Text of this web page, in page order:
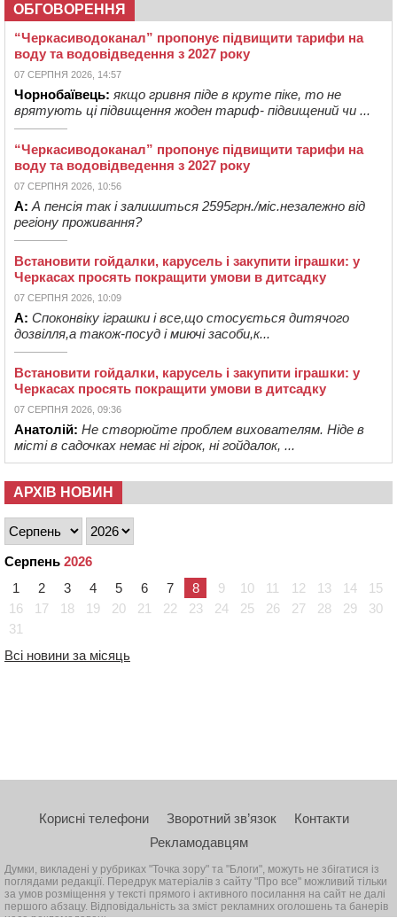
ОБГОВОРЕННЯ
“Черкасиводоканал” пропонує підвищити тарифи на
воду та водовідведення з 2027 року
07 СЕРПНЯ 2026, 14:57
Чорнобаївець: якщо гривня піде в круте піке, то не
врятують ці підвищення жоден тариф- підвищений чи ...
“Черкасиводоканал” пропонує підвищити тарифи на
воду та водовідведення з 2027 року
07 СЕРПНЯ 2026, 10:56
А: А пенсія так і залишиться 2595грн./міс.незалежно від
регіону проживання?
Встановити гойдалки, карусель і закупити іграшки: у
Черкасах просять покращити умови в дитсадку
07 СЕРПНЯ 2026, 10:09
А: Споконвіку іграшки і все,що стосується дитячого
дозвілля,а також-посуд і миючі засоби,к...
Встановити гойдалки, карусель і закупити іграшки: у
Черкасах просять покращити умови в дитсадку
07 СЕРПНЯ 2026, 09:36
Анатолій: Не створюйте проблем вихователям. Ніде в
місті в садочках немає ні гірок, ні гойдалок, ...
АРХІВ НОВИН
Серпень 2026
1
2 3 4 5 6 7 8 9 10 11 12 13 14
15
16
17 18 19 20 21 22 23 24 25 26 27 28 29
30
31
Всі новини за місяць
Корисні телефони Зворотний зв’язок
Контакти
Рекламодавцям
Думки, викладені у рубриках "Точка зору" та "Блоги", можуть не збігатися із
поглядами редакції. Передрук матеріалів з сайту "Про все" можливий тільки
за умов розміщення у тексті прямого і активного посилання на сайт не далі
першого абзацу. Відповідальність за зміст рекламних оголошень та банерів